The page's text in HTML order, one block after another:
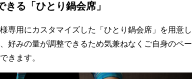
る「ひとり鍋会席」
専用にカスタマイズした「ひとり鍋会席」を用意し
好みの量が調整できるため気兼ねなくご自身のペー
きます。